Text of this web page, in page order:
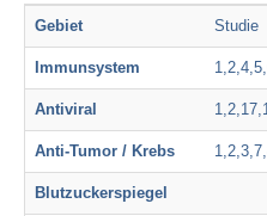
Gebiet Studie
Immunsystem
Antiviral
Anti-Tumor / Krebs
Blutzuckerspiegel